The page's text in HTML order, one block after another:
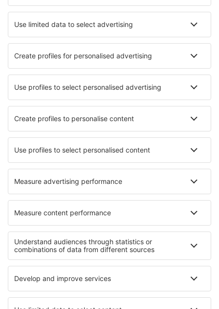
Hotels in Salerno Hotels in Vico Equense
Hotels in Civitanova Marche
Die besten Hotels - Städte
Hotels in Saint-Julien-des-Landes Hotels in Irvinestown
Hotels in Siegsdorf Hotels Cuautitlan Izcalli
Hotels in Sainte-Agathe-des-Monts Hotels in Parham Town
Hotels in Bertašiūnai Hotels in Smithville
Die besten Hotels - Regionen
Hotels in Cinque Terre Hotels in Gröden
Hotels im Aostatal Hotels in Italian Alps
Hotels in Toskana Hotels in Central Balkan
Hotels in Dubrovnik Riviera Hotels in Chios
Hotels in Bieszczady Mountains Hotels in Großbritannien